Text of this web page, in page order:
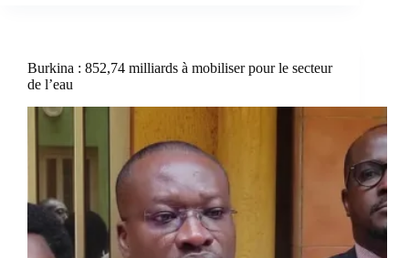
Burkina : 852,74 milliards à mobiliser pour le secteur
de l’eau